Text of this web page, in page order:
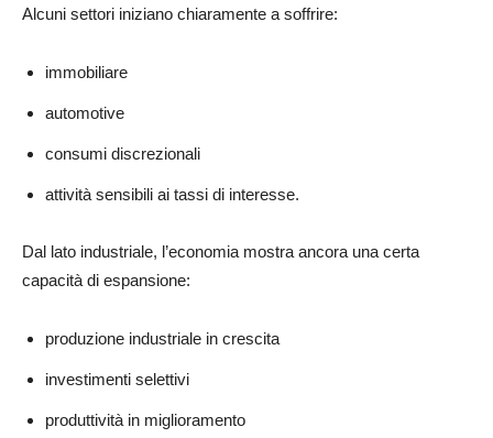
Alcuni settori iniziano chiaramente a soffrire:
immobiliare
automotive
consumi discrezionali
attività sensibili ai tassi di interesse.
Dal lato industriale, l’economia mostra ancora una certa
capacità di espansione:
produzione industriale in crescita
investimenti selettivi
produttività in miglioramento